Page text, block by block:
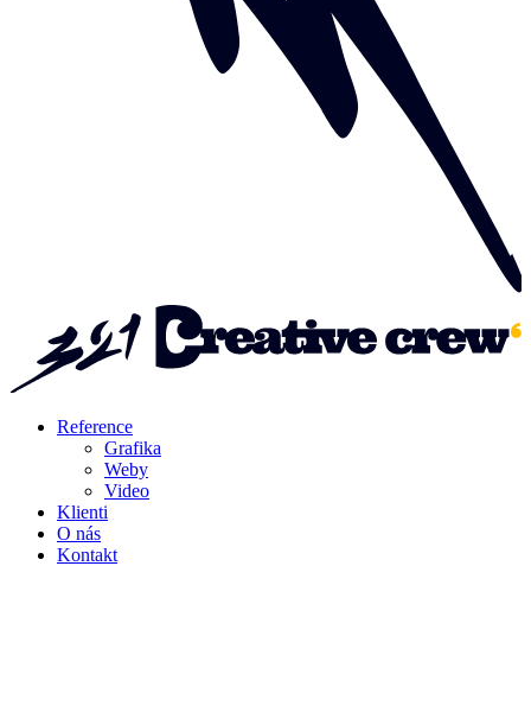
Reference
Grafika
Weby
Video
Klienti
O nás
Kontakt